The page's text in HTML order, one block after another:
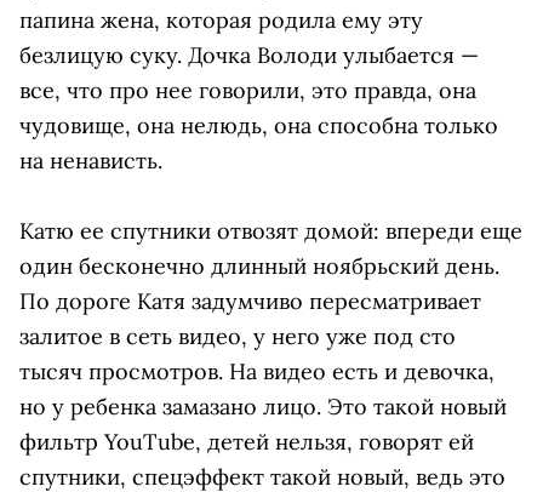
папина жена, которая родила ему эту
безлицую суку. Дочка Володи улыбается —
все, что про нее говорили, это правда, она
чудовище, она нелюдь, она способна только
на ненависть.
Катю ее спутники отвозят домой: впереди еще
один бесконечно длинный ноябрьский день.
По дороге Катя задумчиво пересматривает
залитое в сеть видео, у него уже под сто
тысяч просмотров. На видео есть и девочка,
но у ребенка замазано лицо. Это такой новый
фильтр YouTube, детей нельзя, говорят ей
спутники, спецэффект такой новый, ведь это